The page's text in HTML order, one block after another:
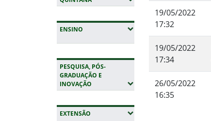
ENSINO (EXPANDIR SUBMENUS)
PESQUISA, PÓS-
GRADUAÇÃO E
INOVAÇÃO (EXPANDIR SUBMENUS)
EXTENSÃO (EXPANDIR SUBMENUS)
19/05/2022
17:32
19/05/2022
17:34
26/05/2022
16:35